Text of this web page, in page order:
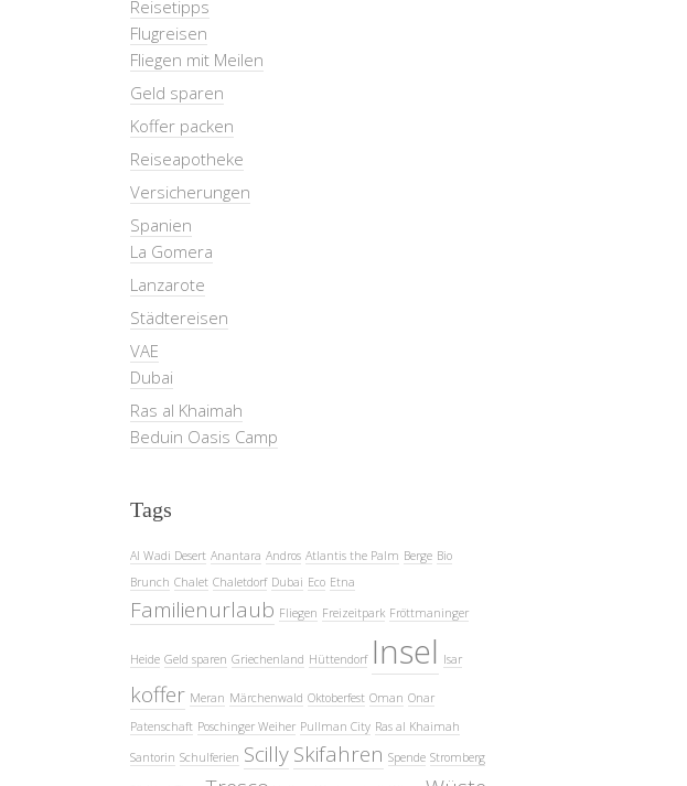
Reisetipps
Flugreisen
Fliegen mit Meilen
Geld sparen
Koffer packen
Reiseapotheke
Versicherungen
Spanien
La Gomera
Lanzarote
Städtereisen
VAE
Dubai
Ras al Khaimah
Beduin Oasis Camp
Tags
Al Wadi Desert Anantara Andros Atlantis the Palm Berge Bio
Brunch Chalet Chaletdorf Dubai Eco Etna
Familienurlaub Fliegen Freizeitpark Fröttmaninger
Heide Geld sparen Griechenland Hüttendorf Insel Isar
koffer Meran Märchenwald Oktoberfest Oman Onar
Patenschaft Poschinger Weiher Pullman City Ras al Khaimah
Santorin Schulferien Scilly Skifahren Spende Stromberg